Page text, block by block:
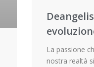
La passione
nostra realtà